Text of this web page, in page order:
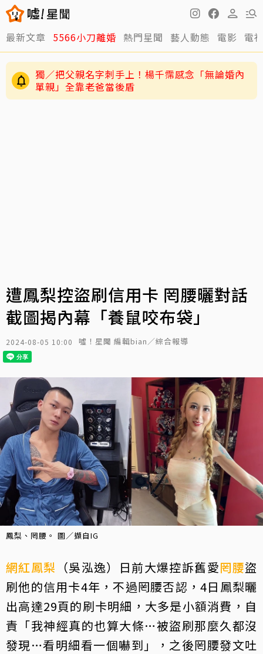
最新文章 5566小刀離婚 熱門星聞 藝人動態 電影 電
獨／把父親名字刺手上！楊千霈感念「無論婚內
單親」全靠老爸當後盾
遭鳳梨控盜刷信用卡 罔腰曬對話
截圖揭內幕「養鼠咬布袋」
2024-08-05 10:00 噓！星聞 編輯bian／綜合報導
鳳梨、罔腰。 圖／擷自IG
網紅鳳梨 （吳泓逸）日前大爆控訴舊愛罔腰盜
刷他的信用卡4年，不過罔腰否認，4日鳳梨曬
出高達29頁的刷卡明細，大多是小額消費，自
責「我神經真的也算大條…被盜刷那麼久都沒
發現…看明細看一個嚇到」，之後罔腰發文吐